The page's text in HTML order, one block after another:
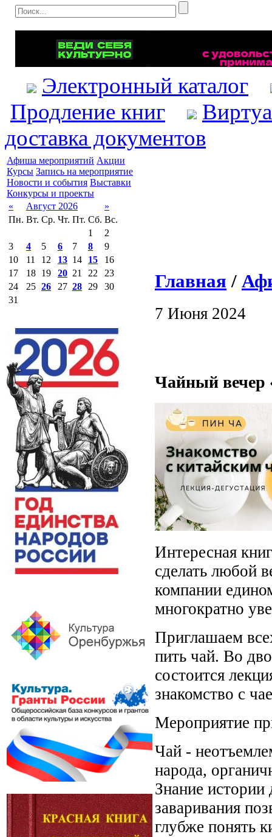
Электронный каталог
Продление книг
доставка документов
Афиша мероприятий Акции
Курсы Запись на мероприятие
Новости и события Выставки
Конкурсы и проекты
«
Август 2026
»
Пн. Вт. Ср. Чт. Пт. Сб. Вс.
1
2
3
4 5 6 7 8
9
10
11 12 13 14 15
16
17
18 19 20 21 22
23
24
25 26 27 28 29
30
31
Главная /
7 Июня 2024
Чайный вечер
Интересная
сделать любой
компании
многократно
Приглашаем
пить чай. Во
состоится
знакомство с
Мероприятие
Чай -
народа,
Знание истории
заваривания
глубже понять